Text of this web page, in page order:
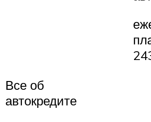
Все об
автокредите